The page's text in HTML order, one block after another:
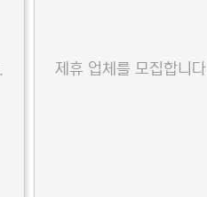
제휴 업체를 모집합니다.